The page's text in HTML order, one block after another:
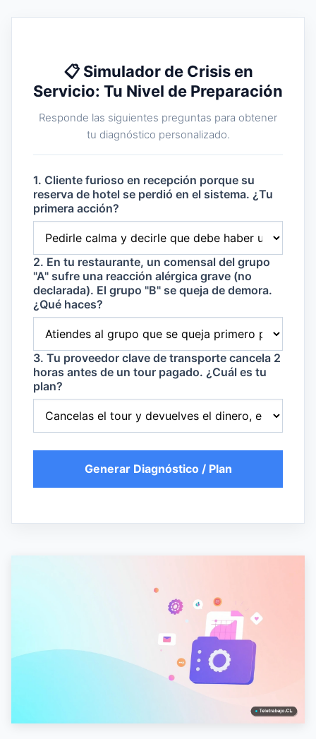
📋 Simulador de Crisis en
Servicio: Tu Nivel de Preparación
Responde las siguientes preguntas para obtener
tu diagnóstico personalizado.
1. Cliente furioso en recepción porque su
reserva de hotel se perdió en el sistema. ¿Tu
primera acción?
2. En tu restaurante, un comensal del grupo
"A" sufre una reacción alérgica grave (no
declarada). El grupo "B" se queja de demora.
¿Qué haces?
3. Tu proveedor clave de transporte cancela 2
horas antes de un tour pagado. ¿Cuál es tu
plan?
Generar Diagnóstico / Plan